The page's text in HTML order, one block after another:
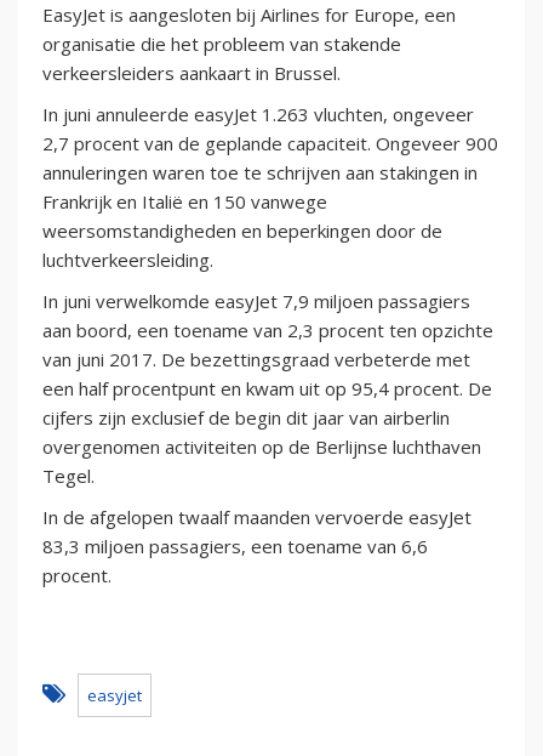
EasyJet is aangesloten bij Airlines for Europe, een
organisatie die het probleem van stakende
verkeersleiders aankaart in Brussel.
In juni annuleerde easyJet 1.263 vluchten, ongeveer
2,7 procent van de geplande capaciteit. Ongeveer 900
annuleringen waren toe te schrijven aan stakingen in
Frankrijk en Italië en 150 vanwege
weersomstandigheden en beperkingen door de
luchtverkeersleiding.
In juni verwelkomde easyJet 7,9 miljoen passagiers
aan boord, een toename van 2,3 procent ten opzichte
van juni 2017. De bezettingsgraad verbeterde met
een half procentpunt en kwam uit op 95,4 procent. De
cijfers zijn exclusief de begin dit jaar van airberlin
overgenomen activiteiten op de Berlijnse luchthaven
Tegel.
In de afgelopen twaalf maanden vervoerde easyJet
83,3 miljoen passagiers, een toename van 6,6
procent.
easyjet